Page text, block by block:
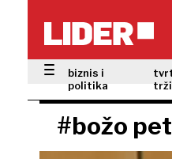
biznis i
politika
#božo